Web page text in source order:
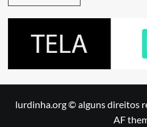
lurdinha.org © alguns direitos
AF